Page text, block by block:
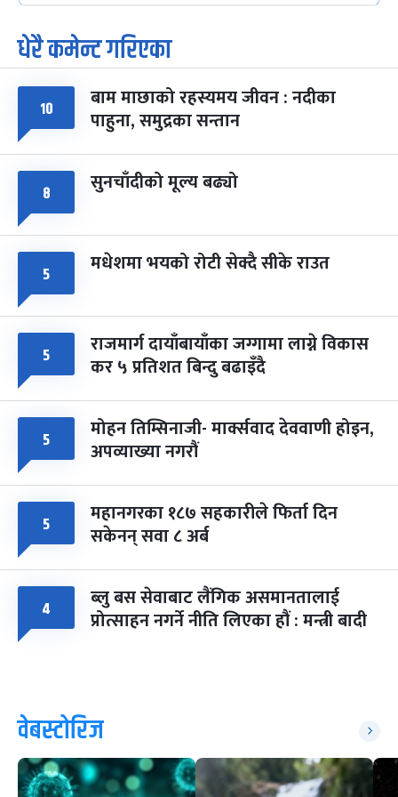
७
आइत
पूर्णिमा व्रत
चैत्र ७, २०८३-Mar 21, 2027
८ फागुपूर्णिमा
चैत्र ८, २०८३-Mar 22, 2027
७ महिना बाँकी
धेरै कमेन्ट गरिएका
१० बाम माछाको रहस्यमय जीवन : नदीका
पाहुना, समुद्रका सन्तान
८ सुनचाँदीको मूल्य बढ्यो
५ मधेशमा भयको रोटी सेक्दै सीके राउत
५ राजमार्ग दायाँबायाँका जग्गामा लाग्ने विकास
कर ५ प्रतिशत बिन्दु बढाइँदै
५ मोहन तिम्सिनाजी- मार्क्सवाद देववाणी होइन,
अपव्याख्या नगरौं
५ महानगरका १८७ सहकारीले फिर्ता दिन
सकेनन् सवा ८ अर्ब
४ ब्लु बस सेवाबाट लैंगिक असमानतालाई
प्रोत्साहन नगर्ने नीति लिएका हौं : मन्त्री बादी
वेबस्टोरिज